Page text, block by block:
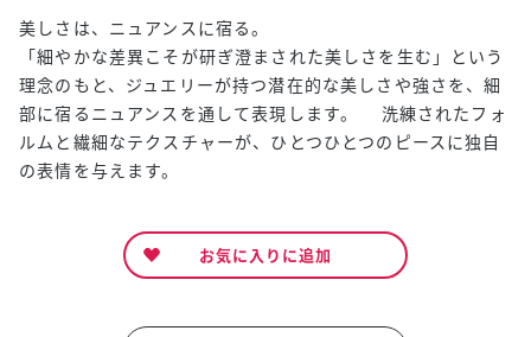
美しさは、ニュアンスに宿る。
「細やかな差異こそが研ぎ澄まされた美しさを生む」という
理念のもと、ジュエリーが持つ潜在的な美しさや強さを、細
部に宿るニュアンスを通して表現します。 洗練されたフォ
ルムと繊細なテクスチャーが、ひとつひとつのピースに独自
の表情を与えます。
お気に入りに追加